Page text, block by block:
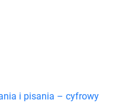
i pisania – cyfrowy